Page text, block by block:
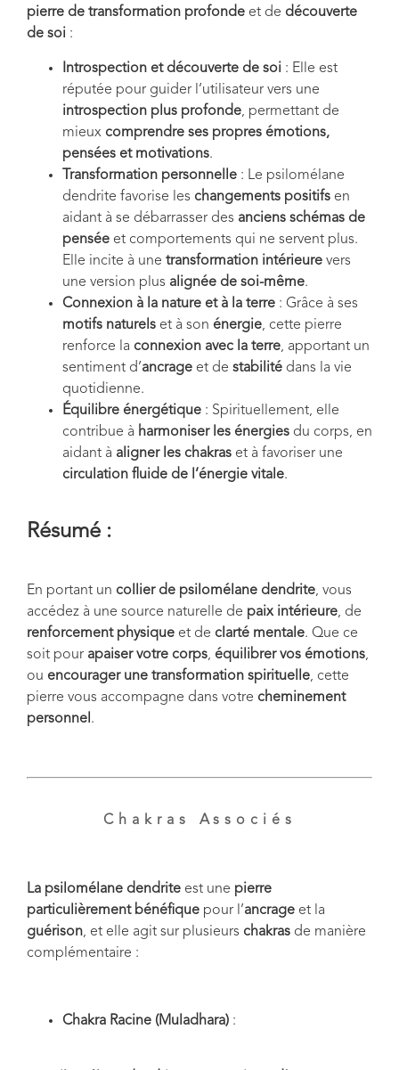
pierre de transformation profonde et de découverte
de soi :
Introspection et découverte de soi : Elle est
réputée pour guider l’utilisateur vers une
introspection plus profonde, permettant de
mieux comprendre ses propres émotions,
pensées et motivations.
Transformation personnelle : Le psilomélane
dendrite favorise les changements positifs en
aidant à se débarrasser des anciens schémas de
pensée et comportements qui ne servent plus.
Elle incite à une transformation intérieure vers
une version plus alignée de soi-même.
Connexion à la nature et à la terre : Grâce à ses
motifs naturels et à son énergie, cette pierre
renforce la connexion avec la terre, apportant un
sentiment d’ancrage et de stabilité dans la vie
quotidienne.
Équilibre énergétique : Spirituellement, elle
contribue à harmoniser les énergies du corps, en
aidant à aligner les chakras et à favoriser une
circulation fluide de l’énergie vitale.
Résumé :
En portant un collier de psilomélane dendrite, vous
accédez à une source naturelle de paix intérieure, de
renforcement physique et de clarté mentale. Que ce
soit pour apaiser votre corps, équilibrer vos émotions,
ou encourager une transformation spirituelle, cette
pierre vous accompagne dans votre cheminement
personnel .
Chakras Associés
La psilomélane dendrite est une pierre
particulièrement bénéfique pour l’ancrage et la
guérison, et elle agit sur plusieurs chakras de manière
complémentaire :
Chakra Racine (Muladhara) :